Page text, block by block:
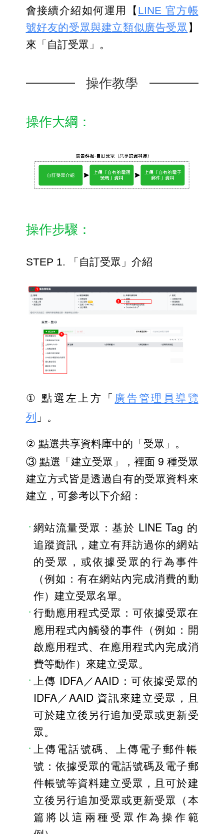
會接續介紹如何運用【 LINE 官方帳
號好友的受眾與建立類似廣告受眾 】
來「自訂受眾」。
操作教學
操作大綱：
操作步驟：
STEP 1. 「自訂受眾」介紹
① 點選左上方「 廣告管理員導覽
列 」。
② 點選共享資料庫中的「受眾」。
③ 點選「建立受眾」，裡面 9 種受眾
建立方式皆是透過自有的受眾資料來
建立，可參考以下介紹：
網站流量受眾：基於 LINE Tag 的
追蹤資訊，建立有拜訪過你的網站
的受眾，或依據受眾的行為事件
（例如：有在網站內完成消費的動
作）建立受眾名單。
行動應用程式受眾：可依據受眾在
應用程式內觸發的事件（例如：開
啟應用程式、在應用程式內完成消
費等動作）來建立受眾。
上傳 IDFA／AAID：可依據受眾的
IDFA／AAID 資訊來建立受眾，且
可於建立後另行追加受眾或更新受
眾。
上傳電話號碼、上傳電子郵件帳
號：依據受眾的電話號碼及電子郵
件帳號等資料建立受眾，且可於建
立後另行追加受眾或更新受眾（本
篇將以這兩種受眾作為操作範